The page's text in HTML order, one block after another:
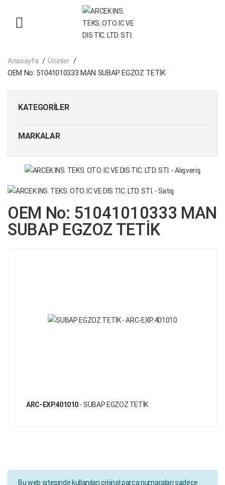
Anasayfa
Ürünler
OEM No: 51041010333 MAN SUBAP EGZOZ TETİK
KATEGORILER
MARKALAR
OEM No: 51041010333 MAN
SUBAP EGZOZ TETİK
ARC-EXP.401010 - SUBAP EGZOZ TETİK
Bu web sitesinde kullanılan orijinal parça numaraları sadece